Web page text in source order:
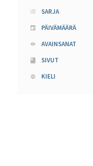
SARJA
PÄIVÄMÄÄRÄ
AVAINSANAT
SIVUT
KIELI